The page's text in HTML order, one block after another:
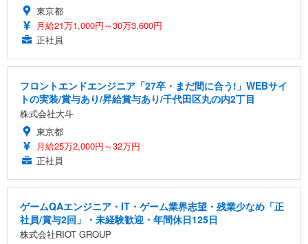
東京都
月給21万1,000円～30万3,600円
正社員
フロントエンドエンジニア「27卒・まだ間に合う!」WEBサイ
トの実装/賞与あり/昇給賞与あり/千代田区丸の内2丁目
株式会社大斗
東京都
月給25万2,000円～32万円
正社員
ゲームQAエンジニア・IT・ゲーム業界志望・残業少なめ「正
社員/賞与2回」・未経験歓迎・年間休日125日
株式会社RIOT GROUP